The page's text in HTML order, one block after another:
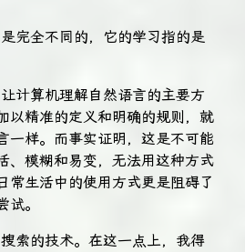
完全不同的，它的学习指的是
计算机理解自然语言的主要方
以精准的定义和明确的规则，就
一样。而事实证明，这是不可能
、模糊和易变，无法用这种方式
常生活中的使用方式更是阻碍了
。
索的技术。在这一点上，我得